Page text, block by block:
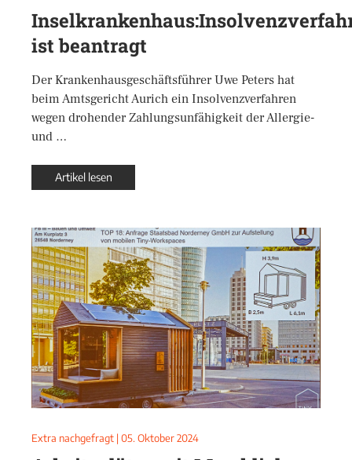
ist beantragt
Der Krankenhausgeschäftsführer Uwe Peters hat
beim Amtsgericht Aurich ein Insolvenzverfahren
wegen drohender Zahlungsunfähigkeit der Allergie-
und …
Artikel lesen
Extra nachgefragt | 05. Oktober 2024